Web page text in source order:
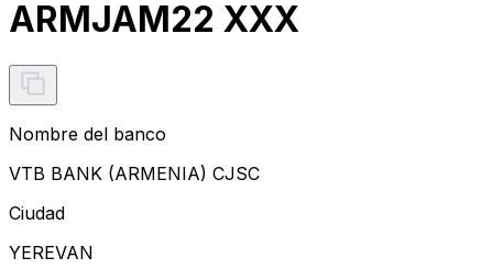
ARMJAM22 XXX
Nombre del banco
VTB BANK (ARMENIA) CJSC
Ciudad
YEREVAN